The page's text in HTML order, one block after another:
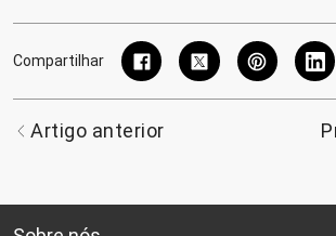
Compartilhar
Artigo anterior